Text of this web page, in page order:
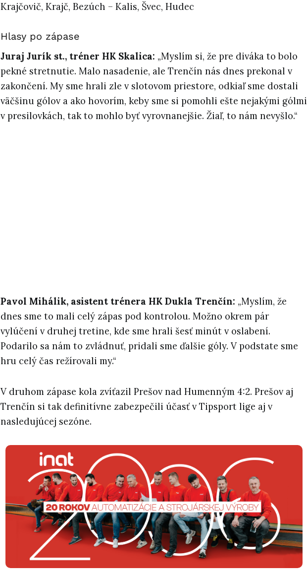
Krajčovič, Krajč, Bezúch – Kalis, Švec, Hudec
Hlasy po zápase
Juraj Jurík st., tréner HK Skalica: „Myslím si, že pre diváka to bolo
pekné stretnutie. Malo nasadenie, ale Trenčín nás dnes prekonal v
zakončení. My sme hrali zle v slotovom priestore, odkiaľ sme dostali
väčšinu gólov a ako hovorím, keby sme si pomohli ešte nejakými gólmi
v presilovkách, tak to mohlo byť vyrovnanejšie. Žiaľ, to nám nevyšlo.“
Pavol Mihálik, asistent trénera HK Dukla Trenčín: „Myslím, že
dnes sme to mali celý zápas pod kontrolou. Možno okrem pár
vylúčení v druhej tretine, kde sme hrali šesť minút v oslabení.
Podarilo sa nám to zvládnuť, pridali sme ďalšie góly. V podstate sme
hru celý čas režírovali my.“
V druhom zápase kola zvíťazil Prešov nad Humenným 4:2. Prešov aj
Trenčín si tak definitívne zabezpečili účasť v Tipsport lige aj v
nasledujúcej sezóne.